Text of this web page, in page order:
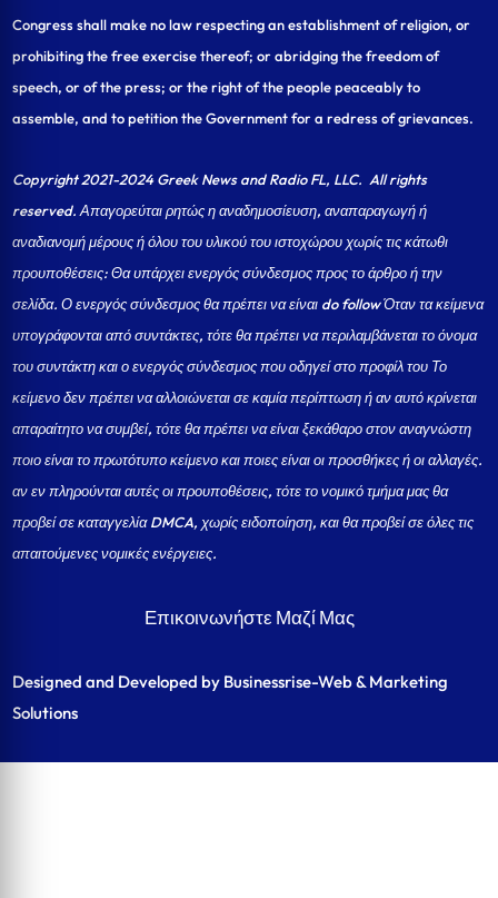
Congress shall make no law respecting an establishment of religion, or
prohibiting the free exercise thereof; or abridging the freedom of
speech, or of the press; or the right of the people peaceably to
assemble, and to petition the Government for a redress of grievances.
Copyright 2021-2024 Greek News and Radio FL, LLC. All rights
reserved. Απαγορεύται ρητώς η αναδημοσίευση, αναπαραγωγή ή
αναδιανομή μέρους ή όλου του υλικού του ιστοχώρου χωρίς τις κάτωθι
προυποθέσεις: Θα υπάρχει ενεργός σύνδεσμος προς το άρθρο ή την
σελίδα.Ο ενεργός σύνδεσμος θα πρέπει να είναι do follow Όταν τα κείμενα
υπογράφονται από συντάκτες, τότε θα πρέπει να περιλαμβάνεται το όνομα
του συντάκτη και ο ενεργός σύνδεσμος που οδηγεί στο προφίλ του Το
κείμενο δεν πρέπει να αλλοιώνεται σε καμία περίπτωση ή αν αυτό κρίνεται
απαραίτητο να συμβεί, τότε θα πρέπει να είναι ξεκάθαρο στον αναγνώστη
ποιο είναι το πρωτότυπο κείμενο και ποιες είναι οι προσθήκες ή οι αλλαγές.
αν εν πληρούνται αυτές οι προυποθέσεις, τότε το νομικό τμήμα μας θα
προβεί σε καταγγελία DMCA, χωρίς ειδοποίηση, και θα προβεί σε όλες τις
απαιτούμενες νομικές ενέργειες.
Επικοινωνήστε Μαζί Μας
Designed and Developed by Businessrise-Web & Marketing
Solutions